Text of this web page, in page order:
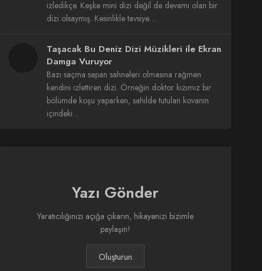
izledikçe. Keşke mini dizi değil de devamı olan bir
dizi olsaymış. Kesinlikle tavsiye…
Taşacak Bu Deniz Dizi Müzikleri ile Ekran
Damga Vuruyor
Bazı saçma sapan sahneleri olmasına rağmen
kendini izlettiren dizi. Örneğin doktor kızımız bir
bölümde koşu yaparken, sahilde tutulan kovanın
içindeki…
Yazı Gönder
Yaratıcılığınızı açığa çıkarın, hikayenizi bizimle
paylaşın!
Oluşturun